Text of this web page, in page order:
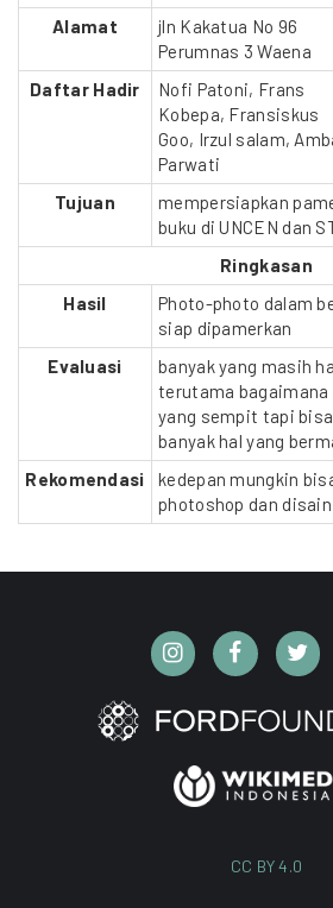
Alamat
jln Kakatua No 96
Perumnas 3 Waena
Daftar Hadir
Nofi Patoni, Frans
Kobepa, Fransiskus
Goo, Irzul salam,
Parwati
Tujuan
mempersiapkan
buku di UNCEN dan
Ringkasan
Hasil
Photo-photo dalam
siap dipamerkan
Evaluasi
banyak yang masih
terutama
yang sempit tapi
banyak hal yang
Rekomendasi
kedepan mungkin
photoshop dan
CC BY 4.0